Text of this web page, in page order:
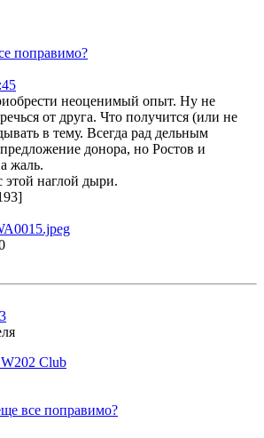
поправимо?
неоценимый опыт. Ну не
от друга. Что получится (или не
в тему. Всегда рад дельным
донора, но Ростов и
жаль.
наглой дыри.
3
Club
все поправимо?